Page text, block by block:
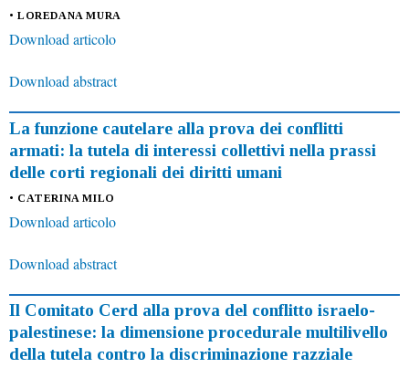
• LOREDANA MURA
Download articolo
Download abstract
La funzione cautelare alla prova dei conflitti
armati: la tutela di interessi collettivi nella prassi
delle corti regionali dei diritti umani
• CATERINA MILO
Download articolo
Download abstract
Il Comitato Cerd alla prova del conflitto israelo-
palestinese: la dimensione procedurale multilivello
della tutela contro la discriminazione razziale